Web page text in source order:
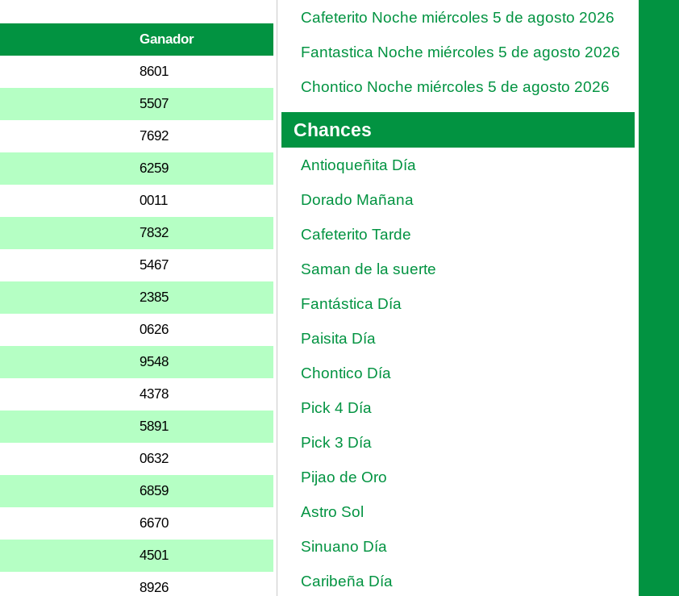
Ganador
8601
5507
7692
6259
0011
7832
5467
2385
0626
9548
4378
5891
0632
6859
6670
4501
8926
Cafeterito Noche miércoles 5 de agosto 2026
Fantastica Noche miércoles 5 de agosto 2026
Chontico Noche miércoles 5 de agosto 2026
Chances
Antioqueñita Día
Dorado Mañana
Cafeterito Tarde
Saman de la suerte
Fantástica Día
Paisita Día
Chontico Día
Pick 4 Día
Pick 3 Día
Pijao de Oro
Astro Sol
Sinuano Día
Caribeña Día